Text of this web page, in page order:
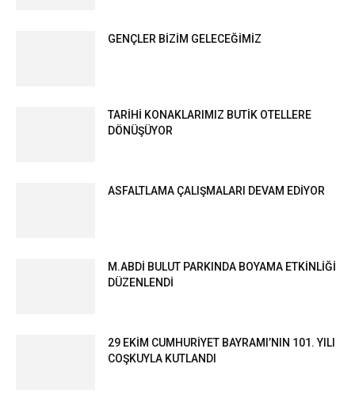
GENÇLER BİZİM GELECEĞİMİZ
TARİHİ KONAKLARIMIZ BUTİK OTELLERE
DÖNÜŞÜYOR
ASFALTLAMA ÇALIŞMALARI DEVAM EDİYOR
M.ABDİ BULUT PARKINDA BOYAMA ETKİNLİĞİ
DÜZENLENDİ
29 EKİM CUMHURİYET BAYRAMI’NIN 101. YILI
COŞKUYLA KUTLANDI